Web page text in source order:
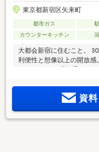
東京都新宿区矢来町
都市ガス
カウンターキッチン
大都会新宿に住むこと。
利便性と想像以上の開放感
資